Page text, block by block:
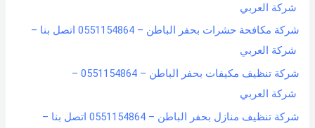
شركة العربي
شركة مكافحة حشرات بحفر الباطن – 0551154864 اتصل بنا –
شركة العربي
شركة تنظيف مكيفات بحفر الباطن – 0551154864 –
شركة العربي
شركة تنظيف منازل بحفر الباطن – 0551154864 اتصل بنا –